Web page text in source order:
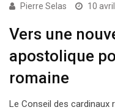
Pierre Selas 10
Vers une
apostolique
romaine
Le Conseil des cardinaux